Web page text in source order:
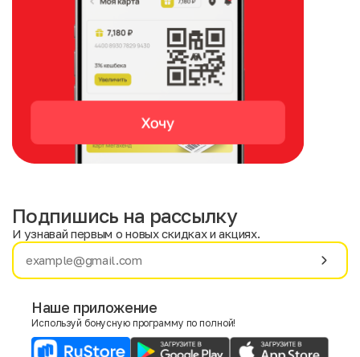
Имя
E-mail
Подпишись на рассылку
И узнавай первым о новых скидках и акциях.
Наше приложение
Используй бонусную программу по полной!